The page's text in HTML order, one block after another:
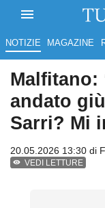
NOTIZIE MAGAZINE
Malfitano:
andato
Sarri? Mi
20.05.2026 13:30 di
VEDI LETTURE